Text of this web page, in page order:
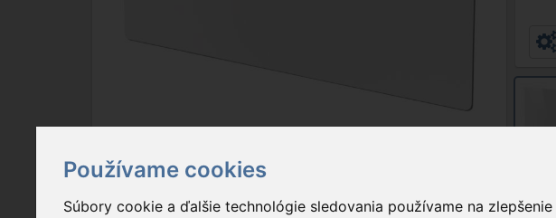
Používame cookies
Súbory cookie a ďalšie technológie sledovania používame na